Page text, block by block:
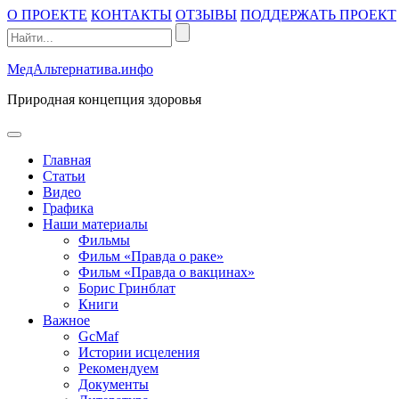
Промотать
к
содержимому
О ПРОЕКТЕ КОНТАКТЫ ОТЗЫВЫ ПОДДЕРЖАТЬ ПРОЕКТ
МедАльтернатива.инфо
Природная концепция здоровья
открыть
Главная
Статьи
Видео
Графика
Наши материалы
Фильмы
Фильм «Правда о раке»
Фильм «Правда о вакцинах»
Борис Гринблат
Книги
Важное
GcMaf
Истории исцеления
Рекомендуем
Документы